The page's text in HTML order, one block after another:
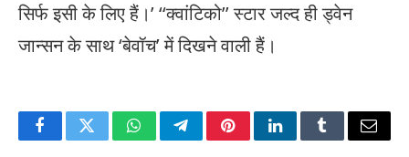
सिर्फ इसी के लिए हैं।’ ‘‘क्वांटिको’’ स्टार जल्द ही ड्वेन
जान्सन के साथ ‘बेवॉच’ में दिखने वाली हैं।
FacebookTwitterWhatsAppTelegramPinterestLinkedInTumblrEmail